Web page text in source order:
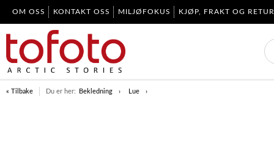
OM OSS KONTAKT OSS MILJØFOKUS KJØP, FRAKT OG RETUR
« Tilbake Du er her: Bekledning Lue